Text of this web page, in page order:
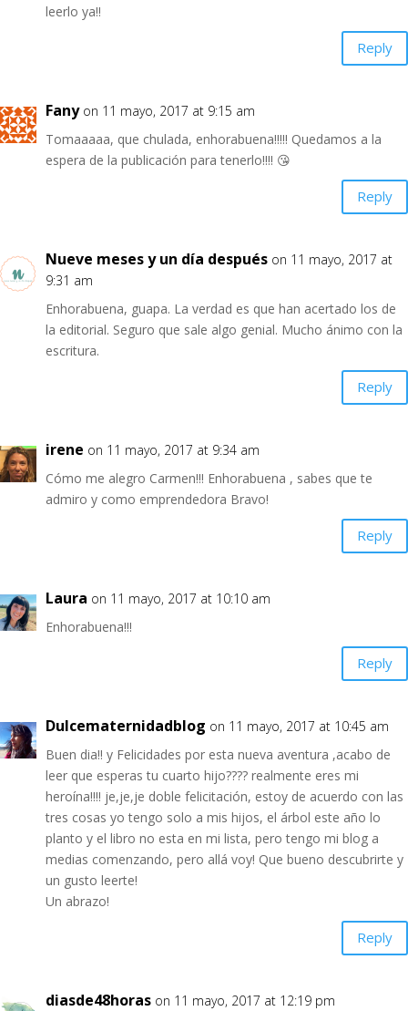
leerlo ya!!
Reply
Fany on 11 mayo, 2017 at 9:15 am
Tomaaaaa, que chulada, enhorabuena!!!!! Quedamos a la
espera de la publicación para tenerlo!!!! 😘
Reply
Nueve meses y un día después on 11 mayo, 2017 at
9:31 am
Enhorabuena, guapa. La verdad es que han acertado los de
la editorial. Seguro que sale algo genial. Mucho ánimo con la
escritura.
Reply
irene on 11 mayo, 2017 at 9:34 am
Cómo me alegro Carmen!!! Enhorabuena , sabes que te
admiro y como emprendedora Bravo!
Reply
Laura on 11 mayo, 2017 at 10:10 am
Enhorabuena!!!
Reply
Dulcematernidadblog on 11 mayo, 2017 at 10:45 am
Buen dia!! y Felicidades por esta nueva aventura ,acabo de
leer que esperas tu cuarto hijo???? realmente eres mi
heroína!!!! je,je,je doble felicitación, estoy de acuerdo con las
tres cosas yo tengo solo a mis hijos, el árbol este año lo
planto y el libro no esta en mi lista, pero tengo mi blog a
medias comenzando, pero allá voy! Que bueno descubrirte y
un gusto leerte!
Un abrazo!
Reply
diasde48horas on 11 mayo, 2017 at 12:19 pm